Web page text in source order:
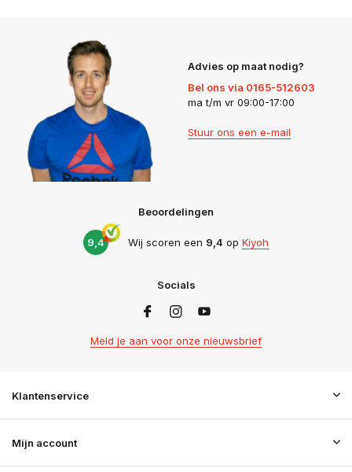
Advies op maat nodig?
Bel ons via 0165-512603
ma t/m vr 09:00-17:00
Stuur ons een e-mail
Beoordelingen
9,4 Wij scoren een 9,4 op Kiyoh
Socials
Meld je aan voor onze nieuwsbrief
Klantenservice
Mijn account